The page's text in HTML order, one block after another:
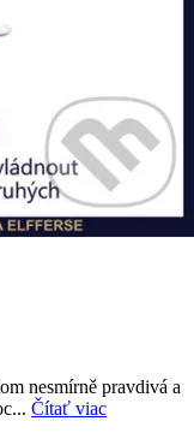
nesmírně pravdivá a
Čítať viac